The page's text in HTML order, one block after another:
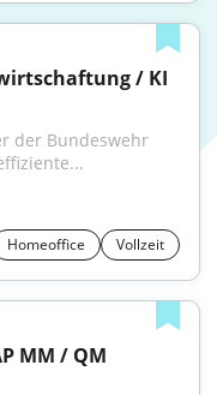
/ KI
der Bundeswehr
Homeoffice Vollzeit
MM / QM